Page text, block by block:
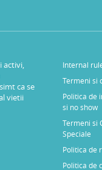
activi,
ca se
vietii
Internal
Termeni si
Politica de
si no show
Termeni si
Speciale
Politica de
Politica de